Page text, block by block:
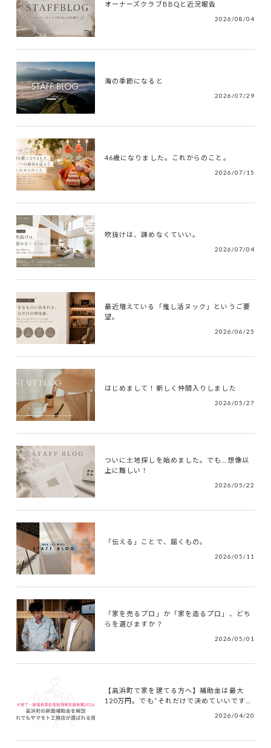
オーナーズクラブBBQと近況報告
2026/08/04
海の季節になると
2026/07/29
46歳になりました。これからのこと。
2026/07/15
吹抜けは、諫めなくていい。
2026/07/04
最近増えている「推し活ヌック」というご要
望。
2026/06/25
はじめまして！新しく仲間入りしました
2026/05/27
ついに土地探しを始めました。でも…想像以
上に難しい！
2026/05/22
「伝える」ことで、届くもの。
2026/05/11
「家を売るプロ」か「家を造るプロ」、どち
らを選びますか？
2026/05/01
【高浜町で家を建てる方へ】補助金は最大
120万円。でも“それだけで決めていいです...
2026/04/20